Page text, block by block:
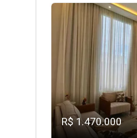
R$ 1.470.000